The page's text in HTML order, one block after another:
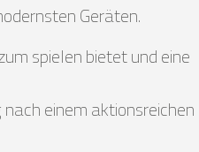
Geräten.
spielen bietet und eine
einem aktionsreichen